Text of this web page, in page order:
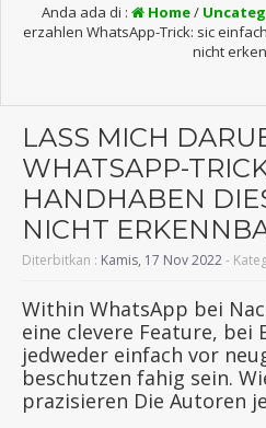
Anda ada di : Home/
erzahlen WhatsApp-Trick: sic
nicht
LASS MICH
WHATSAPP-
HANDHABEN
NICHT
Diterbitkan : Kamis, 17 Nov 2022-
Within WhatsApp bei
eine clevere Feature, bei
jedweder einfach vor
beschutzen fahig sein.
prazisieren Die Autoren